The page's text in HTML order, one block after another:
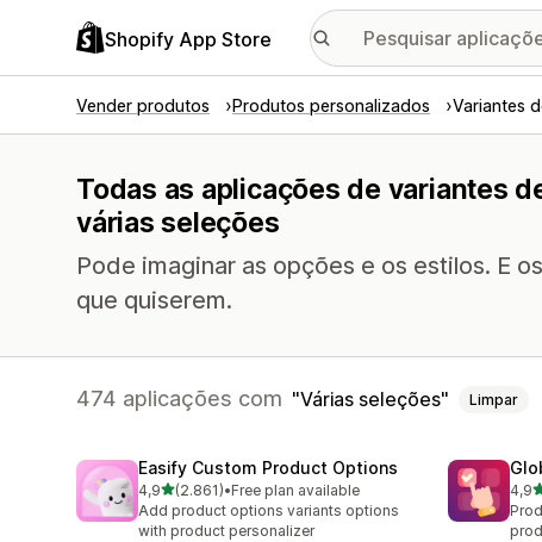
Shopify App Store
Vender produtos Produtos personalizados Variantes
Todas as aplicações de variantes
várias seleções
Pode imaginar as opções e os estilos. E
que quiserem.
474 aplicações com Várias seleções Limpar
Easify Custom Product Options
4,9de 5 estrelas
(2.861)
2861 total de avaliações
•Free plan available
Add product options variants options
with product personalizer
4,9